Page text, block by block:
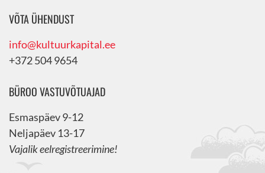
VÕTA ÜHENDUST
info@kultuurkapital.ee
+372 504 9654
BÜROO VASTUVÕTUAJAD
Esmaspäev 9-12
Neljapäev 13-17
Vajalik eelregistreerimine!